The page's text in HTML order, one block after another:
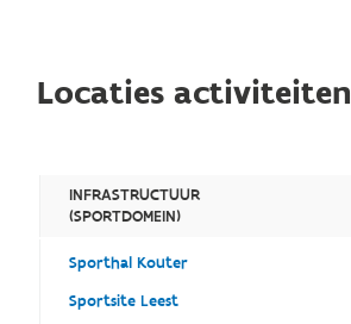
Locaties activiteiten
INFRASTRUCTUUR
(SPORTDOMEIN)
Sporthal Kouter
Sportsite Leest